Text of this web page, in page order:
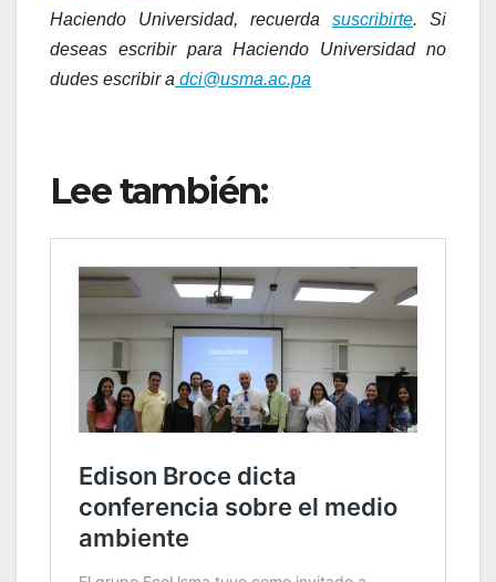
Haciendo Universidad, recuerda suscribirte. Si
deseas escribir para Haciendo Universidad no
dudes escribir a dci@usma.ac.pa
Lee también: